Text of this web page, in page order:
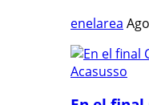
enelarea